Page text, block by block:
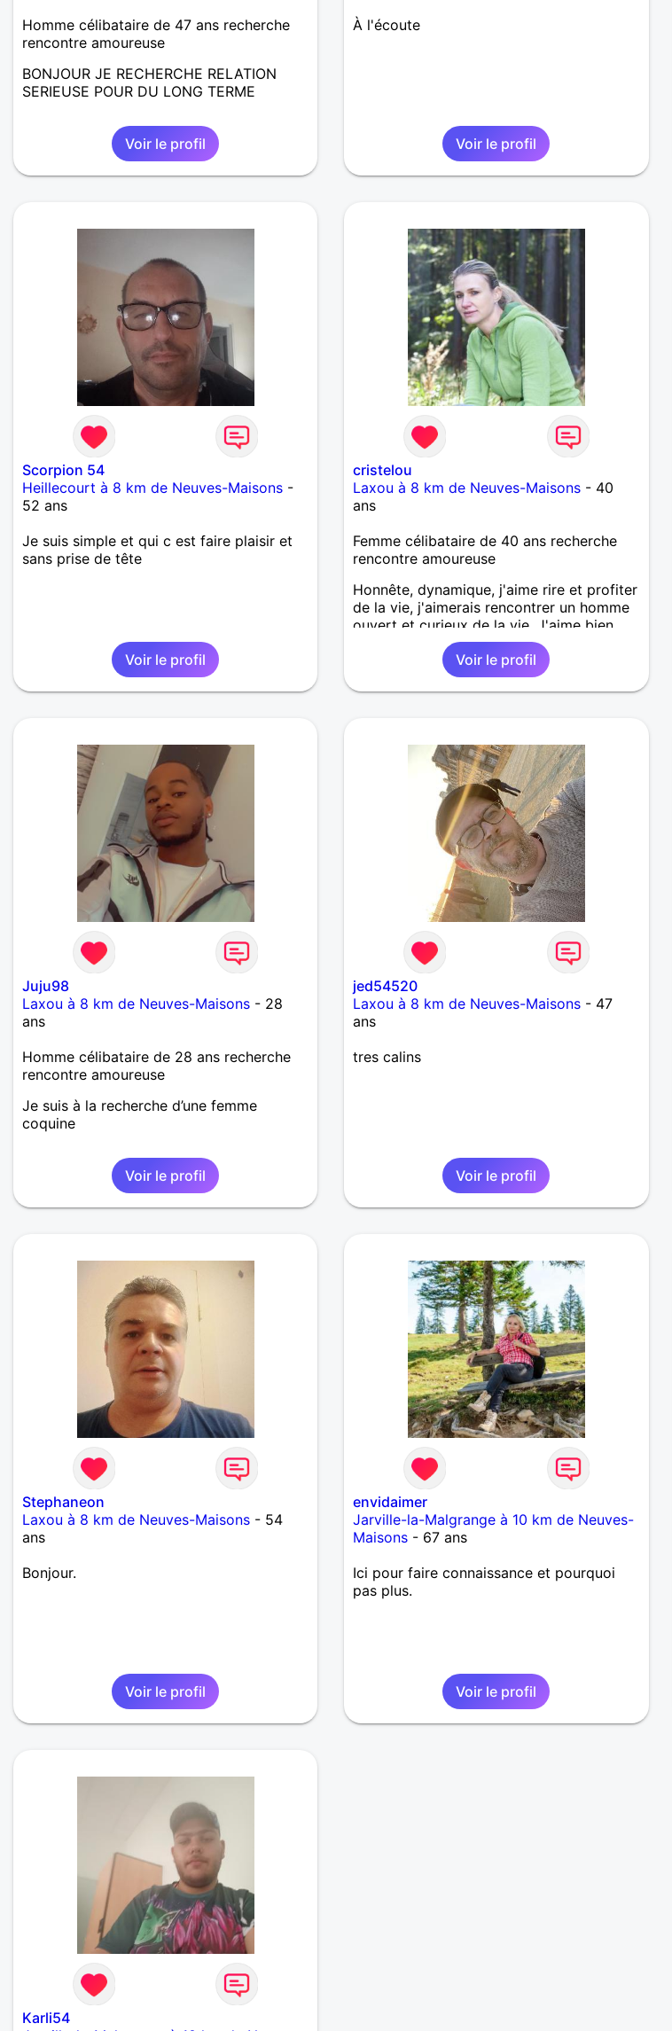
Homme célibataire de 47 ans recherche
rencontre amoureuse
BONJOUR JE RECHERCHE RELATION
SERIEUSE POUR DU LONG TERME
Voir le profil
À l'écoute
Voir le profil
Scorpion 54
Heillecourt à 8 km de Neuves-Maisons -
52 ans
Je suis simple et qui c est faire plaisir et
sans prise de tête
Voir le profil
cristelou
Laxou à 8 km de Neuves-Maisons - 40
ans
Femme célibataire de 40 ans recherche
rencontre amoureuse
Honnête, dynamique, j'aime rire et profiter
de la vie, j'aimerais rencontrer un homme
ouvert et curieux de la vie. J'aime bien
découvrir de nouvelles activités donc je
ne me ferme pas pour pratiquer un autre
sport ou autre jeux en bonne compagnie.
Ne faut-il pas s'ouvrir pour découvrir son
Voir le profil
Juju98
Laxou à 8 km de Neuves-Maisons - 28
ans
Homme célibataire de 28 ans recherche
rencontre amoureuse
Je suis à la recherche d’une femme
coquine
Voir le profil
jed54520
Laxou à 8 km de Neuves-Maisons - 47
ans
tres calins
Voir le profil
Stephaneon
Laxou à 8 km de Neuves-Maisons - 54
ans
Bonjour.
Voir le profil
envidaimer
Jarville-la-Malgrange à 10 km de Neuves-
Maisons - 67 ans
Ici pour faire connaissance et pourquoi
pas plus.
Voir le profil
Karli54